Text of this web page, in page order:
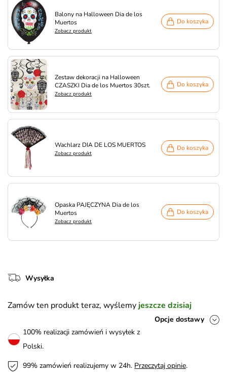
Balony na Halloween Dia de los
Muertos
Zobacz produkt
Do koszyka
Zestaw dekoracji na Halloween
CZASZKI Dia de los Muertos 30szt.
Zobacz produkt
Do koszyka
Wachlarz DIA DE LOS MUERTOS
Zobacz produkt
Do koszyka
Opaska PAJĘCZYNA Dia de los
Muertos
Zobacz produkt
Do koszyka
Wysyłka
Zamów ten produkt teraz, wyślemy jeszcze dzisiaj
Opcje dostawy
100% realizacji zamówień i wysyłek z
Polski.
99% zamówień realizujemy w 24h. Przeczytaj opinie.